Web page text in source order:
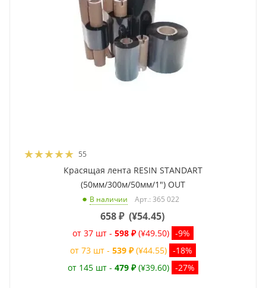
55
Красящая лента RESIN STANDART
(50мм/300м/50мм/1") OUT
В наличии Арт.: 365 022
658₽ (¥54.45)
от 37 шт - 598 ₽ (¥49.50) -9%
от 73 шт - 539 ₽ (¥44.55) -18%
от 145 шт - 479 ₽ (¥39.60) -27%